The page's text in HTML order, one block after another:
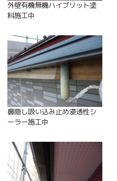
外壁有機無機ハイブリット塗
料施工中
鼻隠し吸い込み止め浸透性シ
ーラー施工中